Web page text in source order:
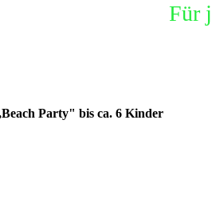
Für
Party" bis ca. 6 Kinder